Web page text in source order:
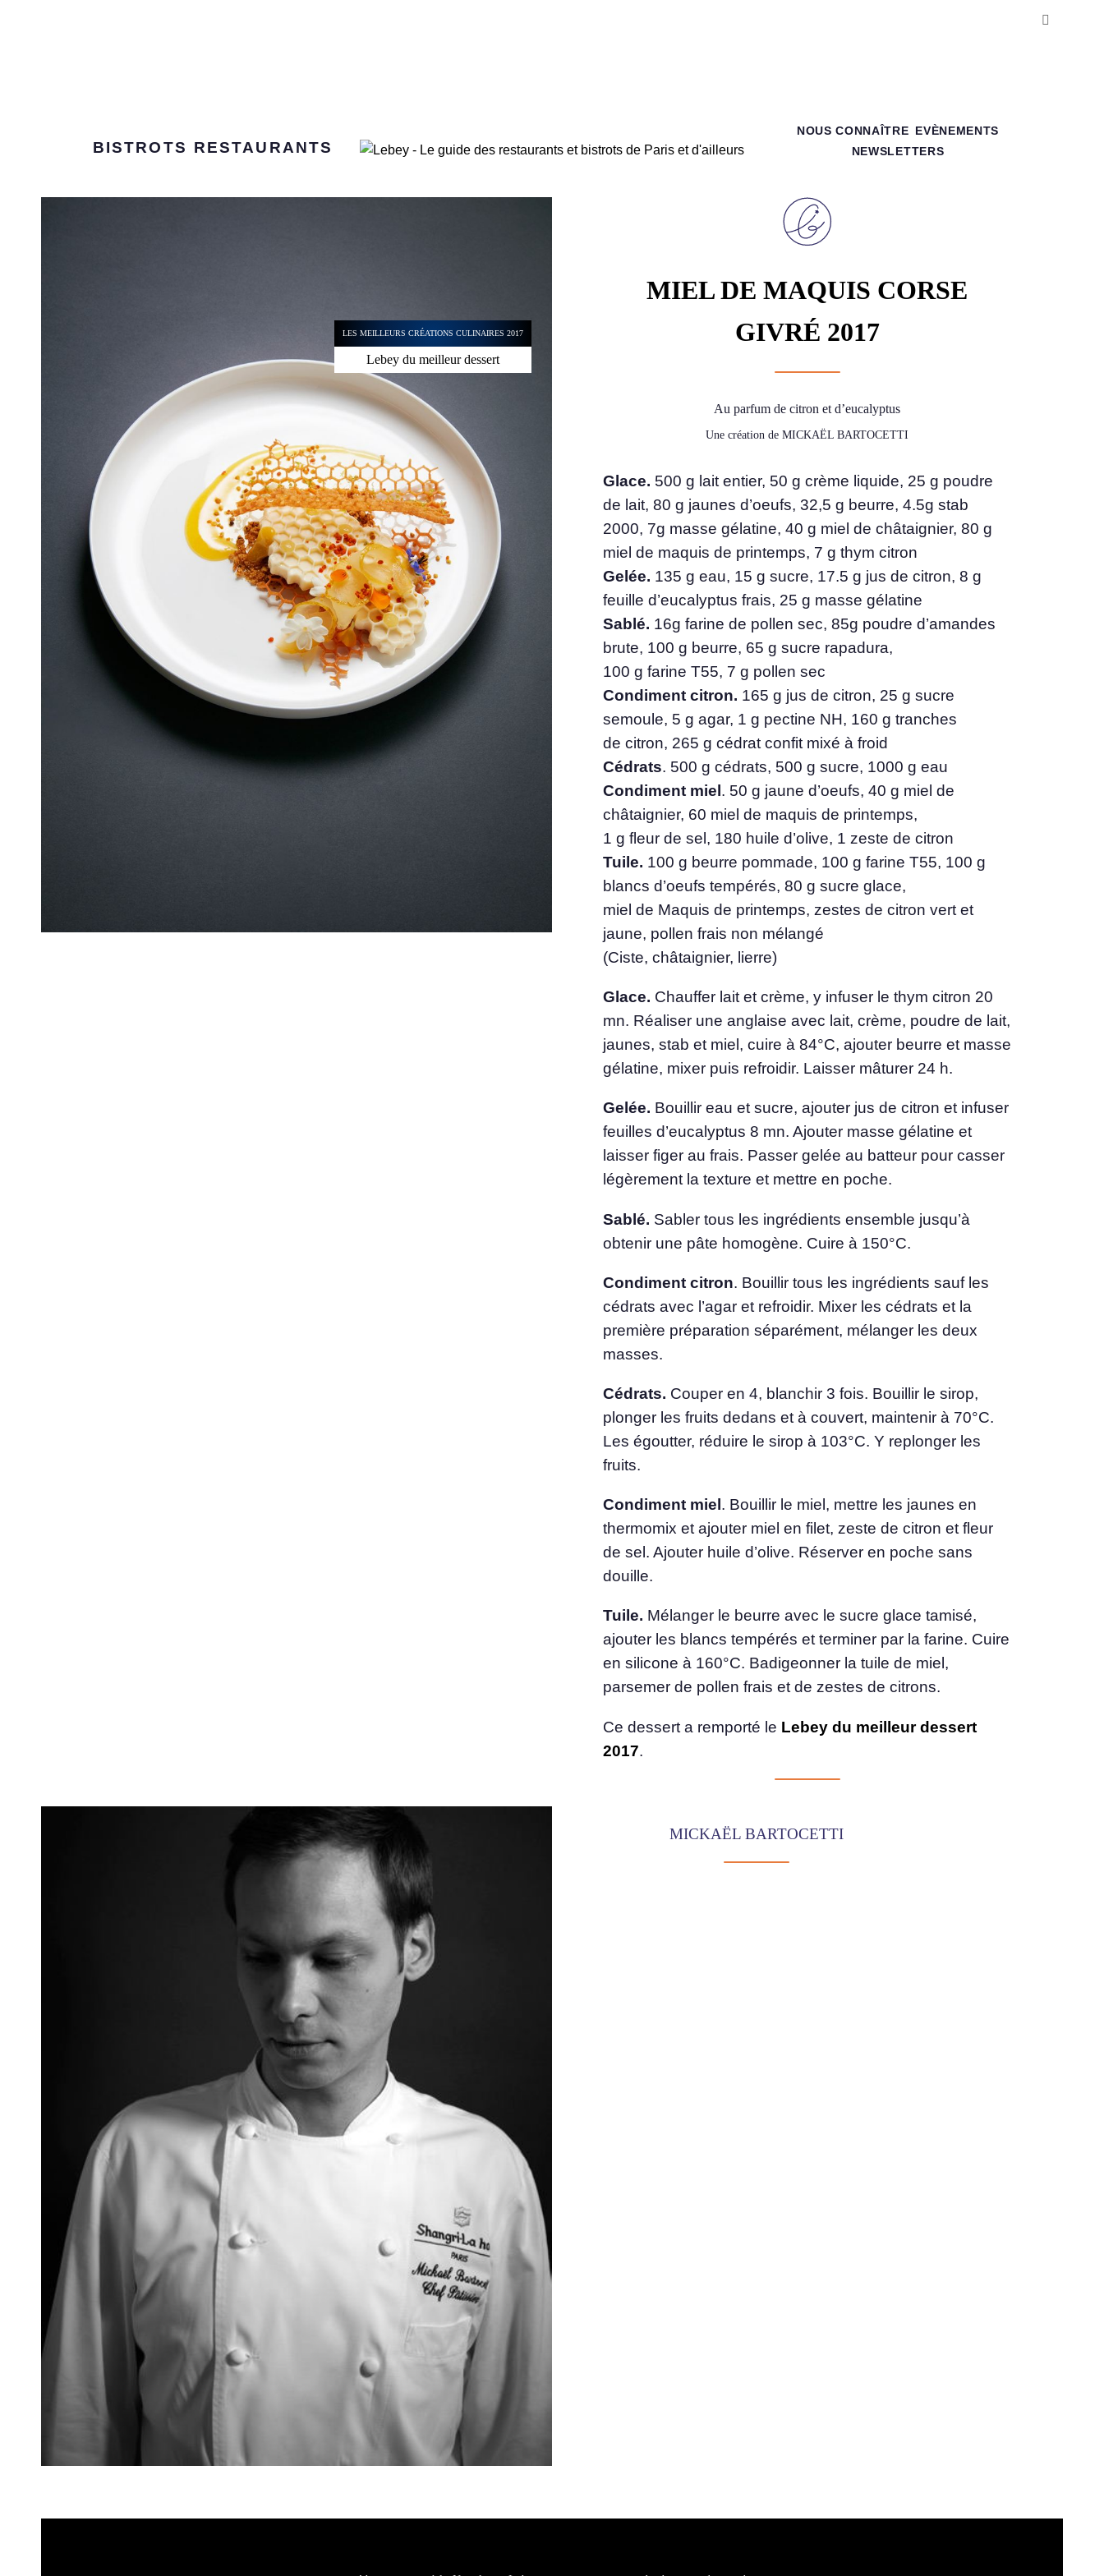
BISTROTS RESTAURANTS
NOUS CONNAÎTRE
EVÈNEMENTS
NEWSLETTERS
LES MEILLEURS CRÉATIONS CULINAIRES 2017
Lebey du meilleur dessert
MIEL DE MAQUIS CORSE
GIVRÉ 2017
Au parfum de citron et d’eucalyptus
Une création de MICKAËL BARTOCETTI
Glace. 500 g lait entier, 50 g crème liquide, 25 g poudre
de lait, 80 g jaunes d’oeufs, 32,5 g beurre, 4.5g stab
2000, 7g masse gélatine, 40 g miel de châtaignier, 80 g
miel de maquis de printemps, 7 g thym citron
Gelée. 135 g eau, 15 g sucre, 17.5 g jus de citron, 8 g
feuille d’eucalyptus frais, 25 g masse gélatine
Sablé. 16g farine de pollen sec, 85g poudre d’amandes
brute, 100 g beurre, 65 g sucre rapadura,
100 g farine T55, 7 g pollen sec
Condiment citron. 165 g jus de citron, 25 g sucre
semoule, 5 g agar, 1 g pectine NH, 160 g tranches
de citron, 265 g cédrat confit mixé à froid
Cédrats. 500 g cédrats, 500 g sucre, 1000 g eau
Condiment miel . 50 g jaune d’oeufs, 40 g miel de
châtaignier, 60 miel de maquis de printemps,
1 g fleur de sel, 180 huile d’olive, 1 zeste de citron
Tuile. 100 g beurre pommade, 100 g farine T55, 100 g
blancs d’oeufs tempérés, 80 g sucre glace,
miel de Maquis de printemps, zestes de citron vert et
jaune, pollen frais non mélangé
(Ciste, châtaignier, lierre)
Glace. Chauffer lait et crème, y infuser le thym citron 20
mn. Réaliser une anglaise avec lait, crème, poudre de lait,
jaunes, stab et miel, cuire à 84°C, ajouter beurre et masse
gélatine, mixer puis refroidir. Laisser mâturer 24 h.
Gelée. Bouillir eau et sucre, ajouter jus de citron et infuser
feuilles d’eucalyptus 8 mn. Ajouter masse gélatine et
laisser figer au frais. Passer gelée au batteur pour casser
légèrement la texture et mettre en poche.
Sablé. Sabler tous les ingrédients ensemble jusqu’à
obtenir une pâte homogène. Cuire à 150°C.
Condiment citron. Bouillir tous les ingrédients sauf les
cédrats avec l’agar et refroidir. Mixer les cédrats et la
première préparation séparément, mélanger les deux
masses.
Cédrats. Couper en 4, blanchir 3 fois. Bouillir le sirop,
plonger les fruits dedans et à couvert, maintenir à 70°C.
Les égoutter, réduire le sirop à 103°C. Y replonger les
fruits.
Condiment miel . Bouillir le miel, mettre les jaunes en
thermomix et ajouter miel en filet, zeste de citron et fleur
de sel. Ajouter huile d’olive. Réserver en poche sans
douille.
Tuile. Mélanger le beurre avec le sucre glace tamisé,
ajouter les blancs tempérés et terminer par la farine. Cuire
en silicone à 160°C. Badigeonner la tuile de miel,
parsemer de pollen frais et de zestes de citrons.
Ce dessert a remporté le Lebey du meilleur dessert
2017.
MICKAËL BARTOCETTI